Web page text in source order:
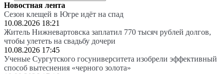
Новостная лента
Сезон клещей в Югре идёт на спад
10.08.2026 18:21
Житель Нижневартовска заплатил 770 тысяч рублей долгов,
чтобы улететь на свадьбу дочери
10.08.2026 17:45
Ученые Сургутского госуниверситета изобрели эффективный
способ вытеснения «черного золота»